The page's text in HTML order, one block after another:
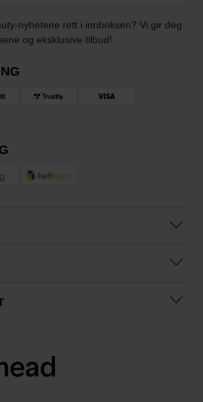
nyhetene rett i innboksen? Vi gir deg
og eksklusive tilbud!